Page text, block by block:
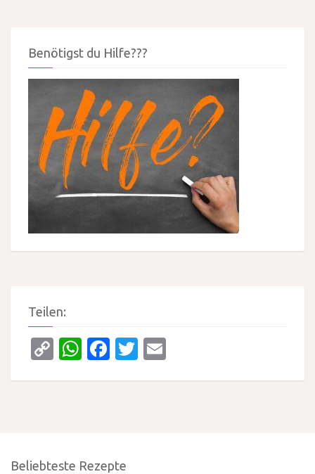
Benötigst du Hilfe???
Teilen:
CopyWhatsApp
Facebook
Twitter
Beliebteste Rezepte